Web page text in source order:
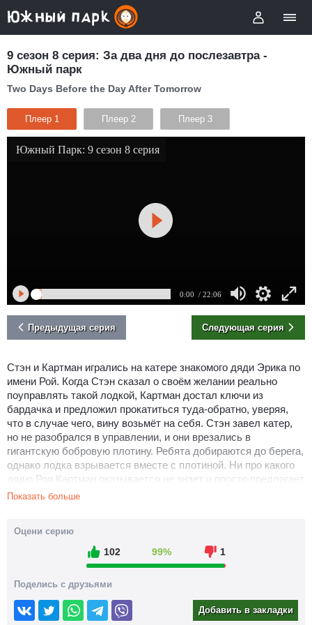
9 сезон 8 серия: За два дня до послезавтра -
Южный парк
Two Days Before the Day After Tomorrow
Плеер 1 Плеер 2 Плеер 3
Южный Парк: 9 сезон 8 серия
0:00 / 22:06
Предыдущая серия Следующая серия
Стэн и Картман игрались на катере знакомого дяди Эрика по
имени Рой. Когда Стэн сказал о своём желании реально
поуправлять такой лодкой, Картман достал ключи из
бардачка и предложил прокатиться туда-обратно, уверяя,
что в случае чего, вину возьмёт на себя. Стэн завел катер,
но не разобрался в управлении, и они врезались в
гигантскую бобровую плотину. Ребята добираются до берега,
однако лодка взрывается вместе с плотиной. Ни про какого
дядю Роя Картман оказывается не знает и просто предлагает
никому не рассказывать о случившемся.
Бивертоне, из-за которого жителям домов приходится
взбираться на крыши. Не смотря на общую численность
города 6,000 человек, по новостям объявляют о жертвах,
переваливших за 100 миллионов. Стэн обеспокоен за людей,
попавших в беду. Он рассказывает родителям о своём
опасении, но Рэнди объясняет, что прежде чем спасать
людей, нужно понять, кто является виновником. Одни люди
Показать больше
Оцени серию
102 99% 1
Поделись с друзьями
Добавить в закладки